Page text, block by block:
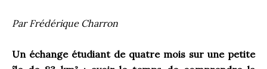
Par Frédérique Charron
Un échange étudiant de quatre mois sur une petite